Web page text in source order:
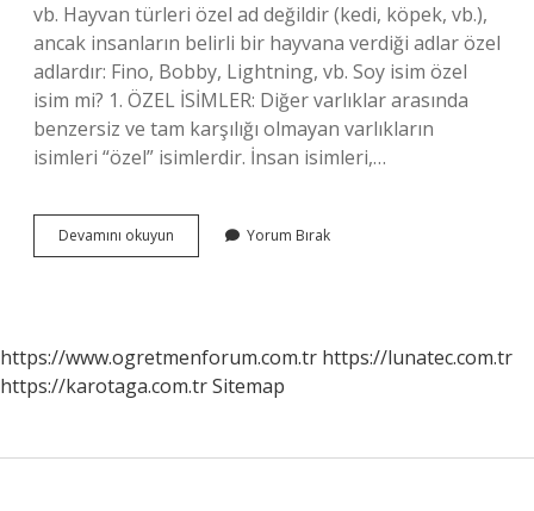
vb. Hayvan türleri özel ad değildir (kedi, köpek, vb.),
ancak insanların belirli bir hayvana verdiği adlar özel
adlardır: Fino, Bobby, Lightning, vb. Soy isim özel
isim mi? 1. ÖZEL İSİMLER: Diğer varlıklar arasında
benzersiz ve tam karşılığı olmayan varlıkların
isimleri “özel” isimlerdir. İnsan isimleri,…
Devamını okuyun
Özel
Yorum Bırak
https://www.ogretmenforum.com.tr https://lunatec.com.tr
https://karotaga.com.trSitemap